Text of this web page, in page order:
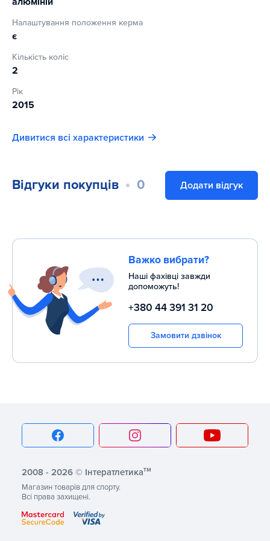
Для дітей від 2 до 5 років, зростом від 85 до 104 см
Налаштування положення керма
є
Кількість коліс
2
Рік
2015
Дивитися всі характеристики
Відгуки покупців 0 Додати відгук
Важко вибрати?
Наші фахівці завжди
допоможуть!
+380 44 391 31 20
Замовити дзвінок
2008 - 2026 © Інтератлетикатм
Магазин товарів для спорту.
Всі права захищені.